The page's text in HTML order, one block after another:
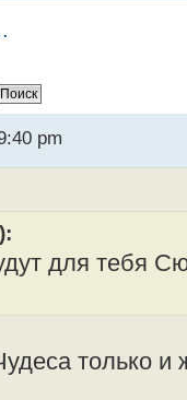
pm
для тебя
только